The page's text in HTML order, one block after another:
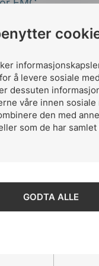
å levere sosiale
dessuten
våre innen
den med
som de har
GODTA ALLE
EMC.
har
standarder som
gjelder for
importerer,
gjennom sitt
Webinar – EMC og